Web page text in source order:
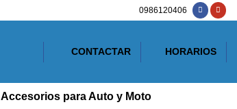
0986120406
CONTACTAR HORARIOS
Accesorios para Auto y Moto